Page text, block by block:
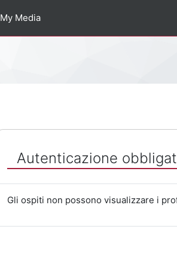
My Media
Autenticazione
Gli ospiti non possono visualizzare i